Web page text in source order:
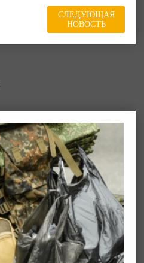
СЛЕДУЮЩАЯ
НОВОСТЬ